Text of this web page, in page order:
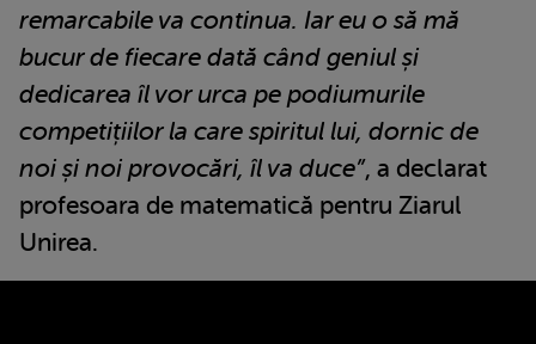
remarcabile va continua. Iar eu o să mă
bucur de fiecare dată când geniul și
dedicarea îl vor urca pe podiumurile
competițiilor la care spiritul lui, dornic de
noi și noi provocări, îl va duce”, a declarat
profesoara de matematică pentru Ziarul
Unirea.